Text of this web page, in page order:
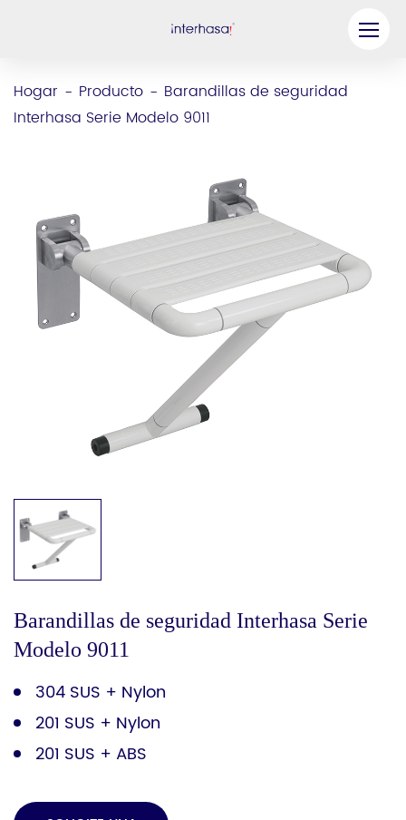
Hogar - Producto - Barandillas de seguridad
Interhasa Serie Modelo 9011
Barandillas de seguridad Interhasa Serie
Modelo 9011
304 SUS + Nylon
201 SUS + Nylon
201 SUS + ABS
Compañía
Recursos
Contáctenos